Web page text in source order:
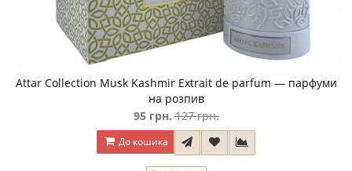
Attar Collection Musk Kashmir Extrait de parfum — парфуми
на розпив
95 грн. 127 грн.
До кошика